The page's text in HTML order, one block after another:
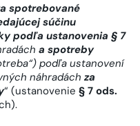
spotrebované
súčinu
podľa ustanovenia § 7
a spotreby
podľa ustanovení
náhradách za
“ (ustanovenie § 7 ods.